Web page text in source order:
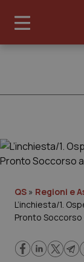
Governo e
Regioni e Asl
QS » Regioni e
L’inchiesta/1.
Pronto